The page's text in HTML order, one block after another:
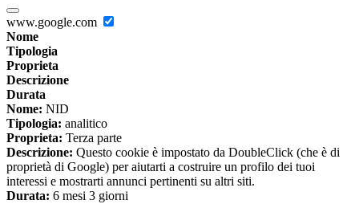
www.google.com
Nome
Tipologia
Proprieta
Descrizione
Durata
Nome: NID
Tipologia: analitico
Proprieta: Terza parte
Descrizione: Questo cookie è impostato da DoubleClick (che è di
proprietà di Google) per aiutarti a costruire un profilo dei tuoi
interessi e mostrarti annunci pertinenti su altri siti.
Durata: 6 mesi 3 giorni